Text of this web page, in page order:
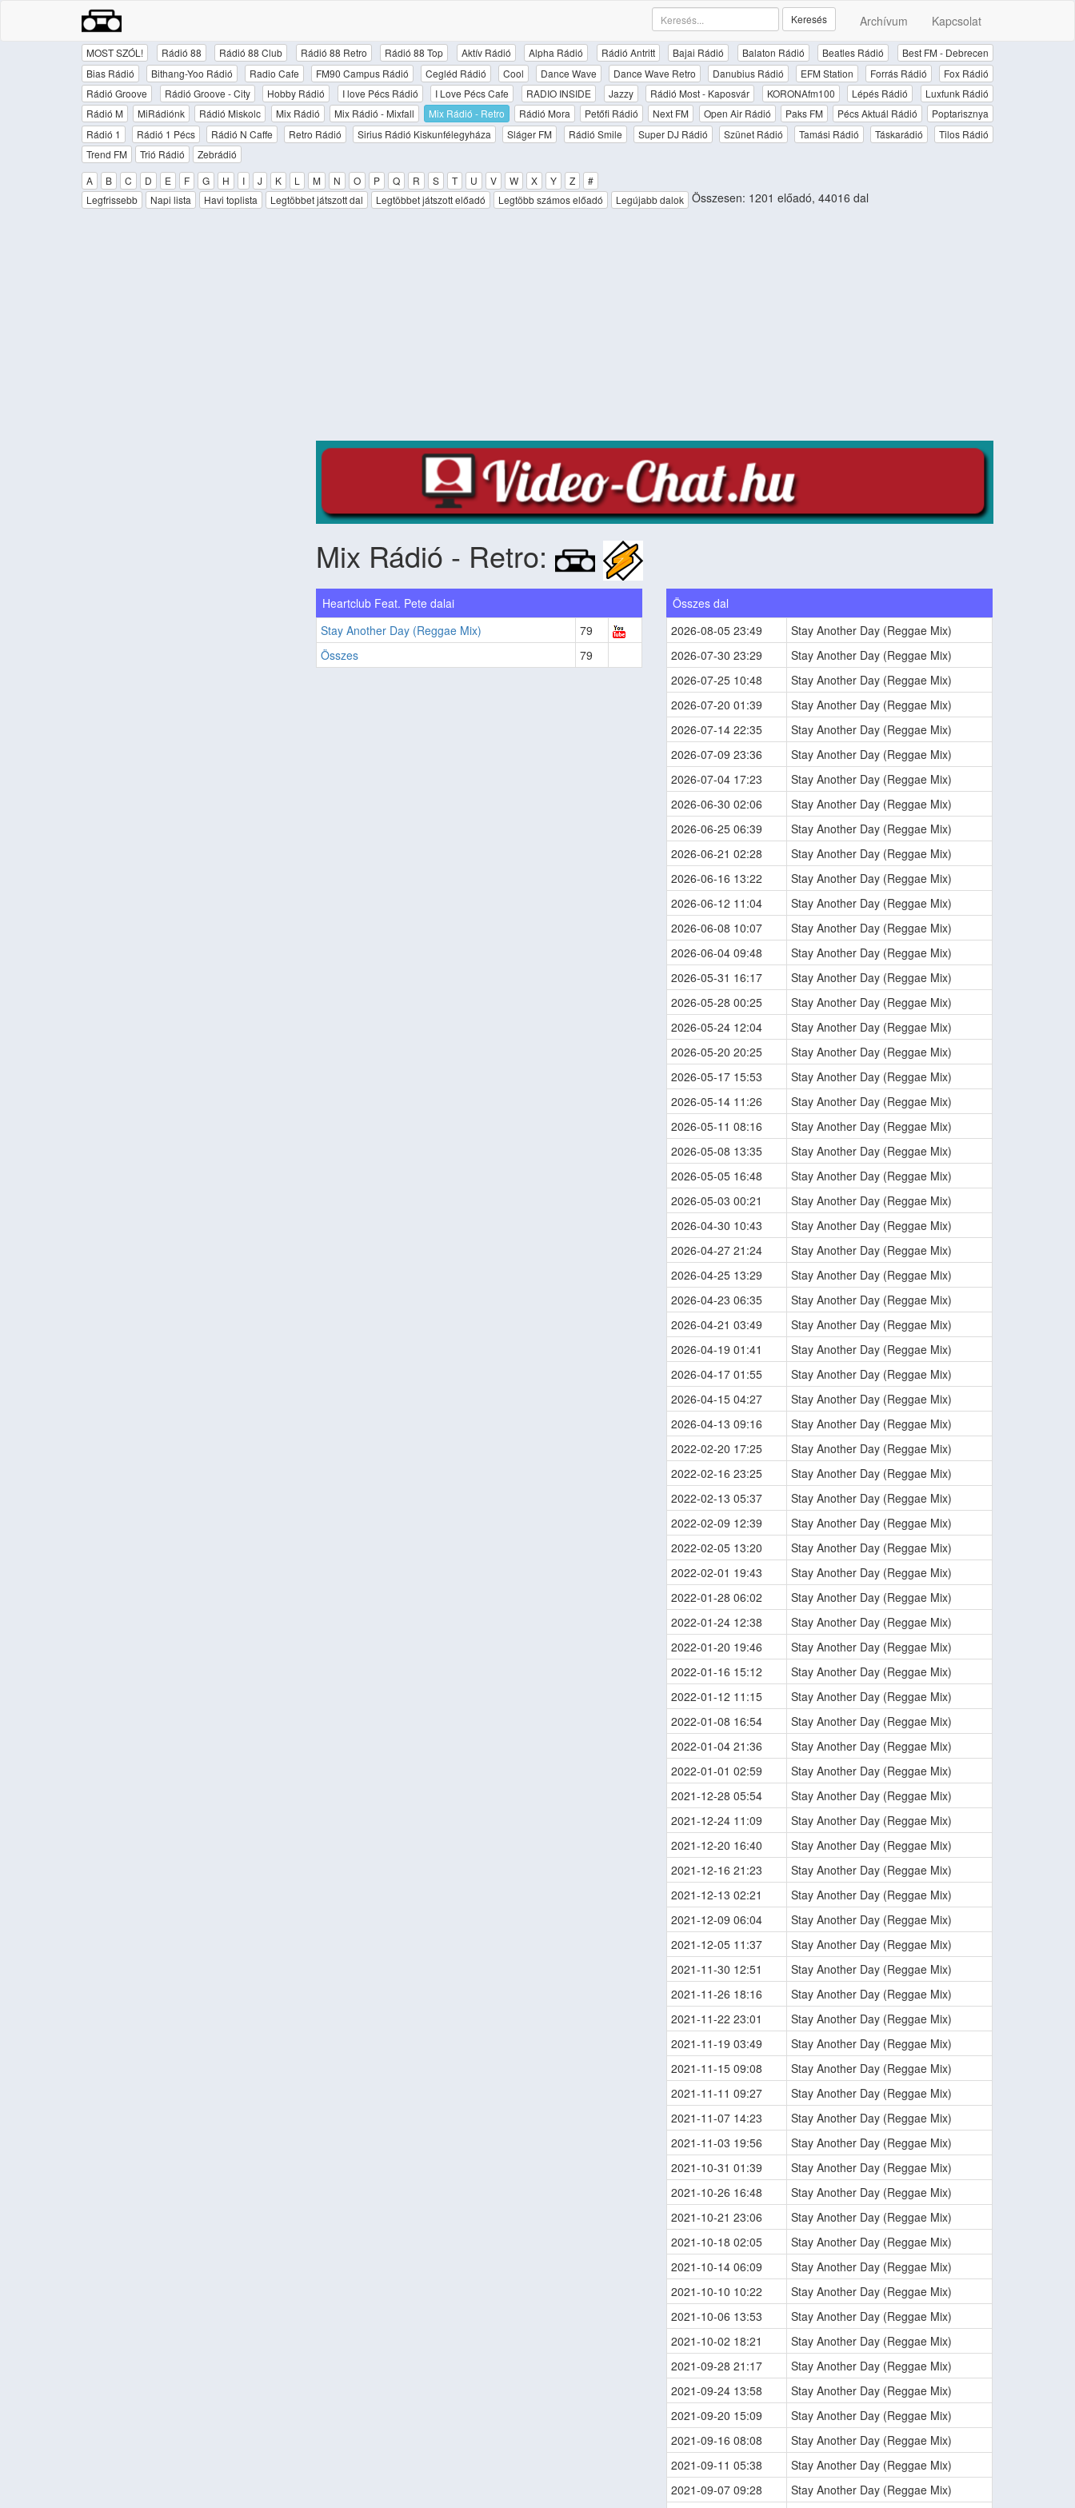
Archívum Kapcsolat
Keresés
MOST SZÓL! Rádió 88 Rádió 88 Club Rádió 88 Retro Rádió 88 Top Aktív Rádió Alpha Rádió Rádió Antritt Bajai Rádió Balaton Rádió Beatles Rádió
Best FM - Debrecen
Bias Rádió
Bithang-Yoo Rádió Radio Cafe FM90 Campus Rádió Cegléd Rádió Cool Dance Wave Dance Wave Retro Danubius Rádió EFM Station Forrás Rádió
Fox Rádió
Rádió Groove
Rádió Groove - City Hobby Rádió I love Pécs Rádió I Love Pécs Cafe RADIO INSIDE Jazzy Rádió Most - Kaposvár KORONAfm100 Lépés Rádió
Luxfunk Rádió
Rádió M
MiRádiónk Rádió Miskolc Mix Rádió Mix Rádió - Mixfall Mix Rádió - Retro Rádió Mora Petőfi Rádió Next FM Open Air Rádió Paks FM Pécs Aktuál Rádió
Poptarisznya
Rádió 1
Rádió 1 Pécs Rádió N Caffe Retro Rádió Sirius Rádió Kiskunfélegyháza Sláger FM Rádió Smile Super DJ Rádió Szünet Rádió Tamási Rádió Táskarádió
Tilos Rádió
Trend FM
Trió Rádió
Zebrádió
A
B C D E F G H I J K L M N O P Q R S T U V W X Y Z
#
Legfrissebb
Napi lista Havi toplista Legtöbbet játszott dal Legtöbbet játszott előadó Legtöbb számos előadó Legújabb dalok Összesen: 1201 előadó, 44016 dal
Mix Rádió - Retro:
Heartclub Feat. Pete dalai
Stay Another Day (Reggae Mix)
79
Összes
79
Összes dal
2026-08-05 23:49
Stay Another Day (Reggae Mix)
2026-07-30 23:29
Stay Another Day (Reggae Mix)
2026-07-25 10:48
Stay Another Day (Reggae Mix)
2026-07-20 01:39
Stay Another Day (Reggae Mix)
2026-07-14 22:35
Stay Another Day (Reggae Mix)
2026-07-09 23:36
Stay Another Day (Reggae Mix)
2026-07-04 17:23
Stay Another Day (Reggae Mix)
2026-06-30 02:06
Stay Another Day (Reggae Mix)
2026-06-25 06:39
Stay Another Day (Reggae Mix)
2026-06-21 02:28
Stay Another Day (Reggae Mix)
2026-06-16 13:22
Stay Another Day (Reggae Mix)
2026-06-12 11:04
Stay Another Day (Reggae Mix)
2026-06-08 10:07
Stay Another Day (Reggae Mix)
2026-06-04 09:48
Stay Another Day (Reggae Mix)
2026-05-31 16:17
Stay Another Day (Reggae Mix)
2026-05-28 00:25
Stay Another Day (Reggae Mix)
2026-05-24 12:04
Stay Another Day (Reggae Mix)
2026-05-20 20:25
Stay Another Day (Reggae Mix)
2026-05-17 15:53
Stay Another Day (Reggae Mix)
2026-05-14 11:26
Stay Another Day (Reggae Mix)
2026-05-11 08:16
Stay Another Day (Reggae Mix)
2026-05-08 13:35
Stay Another Day (Reggae Mix)
2026-05-05 16:48
Stay Another Day (Reggae Mix)
2026-05-03 00:21
Stay Another Day (Reggae Mix)
2026-04-30 10:43
Stay Another Day (Reggae Mix)
2026-04-27 21:24
Stay Another Day (Reggae Mix)
2026-04-25 13:29
Stay Another Day (Reggae Mix)
2026-04-23 06:35
Stay Another Day (Reggae Mix)
2026-04-21 03:49
Stay Another Day (Reggae Mix)
2026-04-19 01:41
Stay Another Day (Reggae Mix)
2026-04-17 01:55
Stay Another Day (Reggae Mix)
2026-04-15 04:27
Stay Another Day (Reggae Mix)
2026-04-13 09:16
Stay Another Day (Reggae Mix)
2022-02-20 17:25
Stay Another Day (Reggae Mix)
2022-02-16 23:25
Stay Another Day (Reggae Mix)
2022-02-13 05:37
Stay Another Day (Reggae Mix)
2022-02-09 12:39
Stay Another Day (Reggae Mix)
2022-02-05 13:20
Stay Another Day (Reggae Mix)
2022-02-01 19:43
Stay Another Day (Reggae Mix)
2022-01-28 06:02
Stay Another Day (Reggae Mix)
2022-01-24 12:38
Stay Another Day (Reggae Mix)
2022-01-20 19:46
Stay Another Day (Reggae Mix)
2022-01-16 15:12
Stay Another Day (Reggae Mix)
2022-01-12 11:15
Stay Another Day (Reggae Mix)
2022-01-08 16:54
Stay Another Day (Reggae Mix)
2022-01-04 21:36
Stay Another Day (Reggae Mix)
2022-01-01 02:59
Stay Another Day (Reggae Mix)
2021-12-28 05:54
Stay Another Day (Reggae Mix)
2021-12-24 11:09
Stay Another Day (Reggae Mix)
2021-12-20 16:40
Stay Another Day (Reggae Mix)
2021-12-16 21:23
Stay Another Day (Reggae Mix)
2021-12-13 02:21
Stay Another Day (Reggae Mix)
2021-12-09 06:04
Stay Another Day (Reggae Mix)
2021-12-05 11:37
Stay Another Day (Reggae Mix)
2021-11-30 12:51
Stay Another Day (Reggae Mix)
2021-11-26 18:16
Stay Another Day (Reggae Mix)
2021-11-22 23:01
Stay Another Day (Reggae Mix)
2021-11-19 03:49
Stay Another Day (Reggae Mix)
2021-11-15 09:08
Stay Another Day (Reggae Mix)
2021-11-11 09:27
Stay Another Day (Reggae Mix)
2021-11-07 14:23
Stay Another Day (Reggae Mix)
2021-11-03 19:56
Stay Another Day (Reggae Mix)
2021-10-31 01:39
Stay Another Day (Reggae Mix)
2021-10-26 16:48
Stay Another Day (Reggae Mix)
2021-10-21 23:06
Stay Another Day (Reggae Mix)
2021-10-18 02:05
Stay Another Day (Reggae Mix)
2021-10-14 06:09
Stay Another Day (Reggae Mix)
2021-10-10 10:22
Stay Another Day (Reggae Mix)
2021-10-06 13:53
Stay Another Day (Reggae Mix)
2021-10-02 18:21
Stay Another Day (Reggae Mix)
2021-09-28 21:17
Stay Another Day (Reggae Mix)
2021-09-24 13:58
Stay Another Day (Reggae Mix)
2021-09-20 15:09
Stay Another Day (Reggae Mix)
2021-09-16 08:08
Stay Another Day (Reggae Mix)
2021-09-11 05:38
Stay Another Day (Reggae Mix)
2021-09-07 09:28
Stay Another Day (Reggae Mix)